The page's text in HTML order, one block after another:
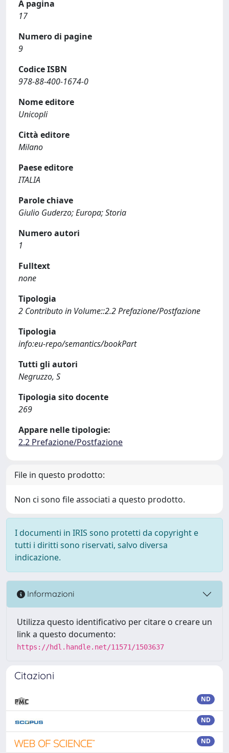
A pagina
17
Numero di pagine
9
Codice ISBN
978-88-400-1674-0
Nome editore
Unicopli
Città editore
Milano
Paese editore
ITALIA
Parole chiave
Giulio Guderzo; Europa; Storia
Numero autori
1
Fulltext
none
Tipologia
2 Contributo in Volume::2.2 Prefazione/Postfazione
Tipologia
info:eu-repo/semantics/bookPart
Tutti gli autori
Negruzzo, S
Tipologia sito docente
269
Appare nelle tipologie:
2.2 Prefazione/Postfazione
File in questo prodotto:
Non ci sono file associati a questo prodotto.
I documenti in IRIS sono protetti da copyright e
tutti i diritti sono riservati, salvo diversa
indicazione.
Informazioni
Utilizza questo identificativo per citare o creare un
link a questo documento:
https://hdl.handle.net/11571/1503637
Citazioni
ND
ND
ND